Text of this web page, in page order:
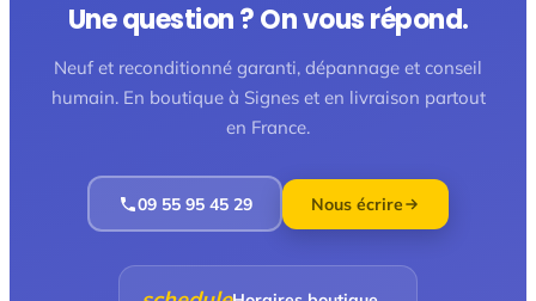
Une question ? On vous répond.
Neuf et reconditionné garanti, dépannage et conseil
humain. En boutique à Signes et en livraison partout
en France.
09 55 95 45 29 Nous écrire